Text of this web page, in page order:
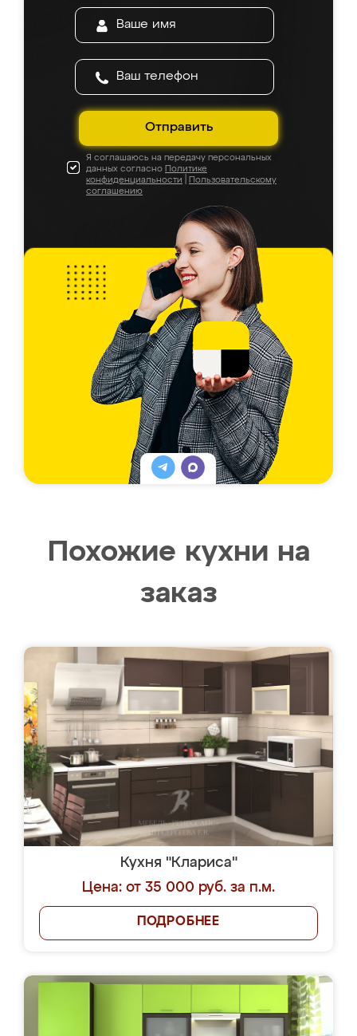
Отправить
Я соглашаюсь на передачу персональных
данных согласно Политике
конфиденциальности
Пользовательскому
соглашению
Похожие кухни на
заказ
Кухня "Клариса"
Цена: от 35 000 руб. за п.м.
ПОДРОБНЕЕ